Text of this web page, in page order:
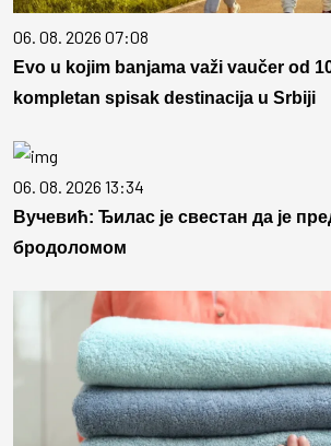
06. 08. 2026 07:08
Evo u kojim banjama važi vaučer od
kompletan spisak destinacija u Srbiji
06. 08. 2026 13:34
Вучевић: Ђилас је свестан да је
бродоломом